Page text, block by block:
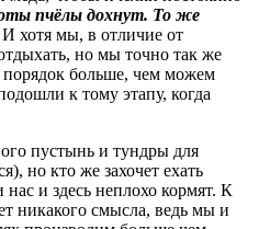
пчёлы дохнут. То же
И хотя мы, в отличие от
но мы точно так же
больше, чем можем
к тому этапу, когда
пустынь и тундры для
но кто же захочет ехать
и здесь неплохо кормят. К
никакого смысла, ведь мы и